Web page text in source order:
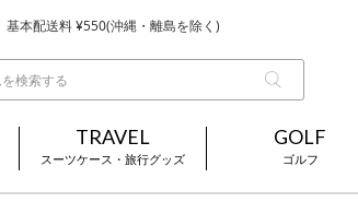
基本配送料 ¥550(沖縄・離島を除く)
TRAVEL
スーツケース・旅行グッズ
GOLF
ゴルフ